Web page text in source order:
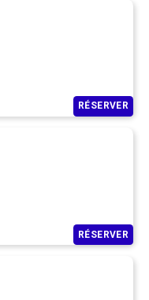
RÉSERVER
RÉSERVER